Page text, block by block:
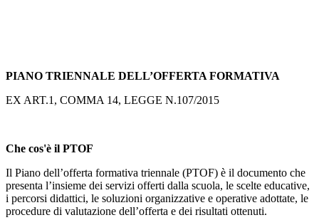
PIANO TRIENNALE DELL’OFFERTA FORMATIVA
EX ART.1, COMMA 14, LEGGE N.107/2015
Che cos'è il PTOF
Il Piano dell’offerta formativa triennale (PTOF) è il documento che
presenta l’insieme dei servizi offerti dalla scuola, le scelte educative,
i percorsi didattici, le soluzioni organizzative e operative adottate, le
procedure di valutazione dell’offerta e dei risultati ottenuti.